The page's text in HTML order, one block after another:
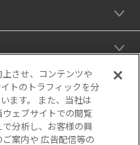
させ、コンテンツや
トのトラフィックを分
ます。 また、当社は
ェブサイトでの閲覧
分析し、お客様の興
案内や 広告配信等の